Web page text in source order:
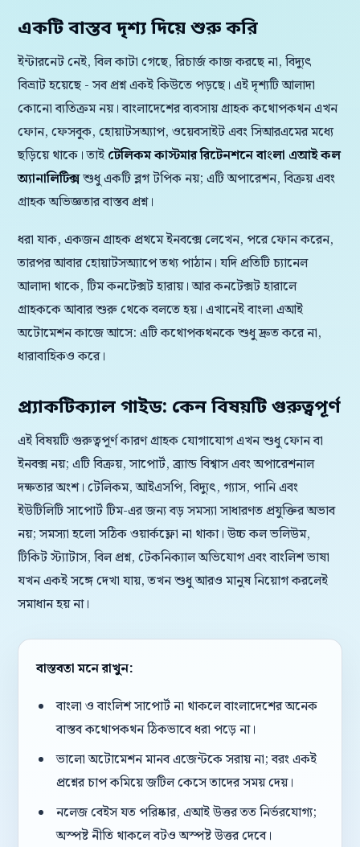
একটি বাস্তব দৃশ্য দিয়ে শুরু করি
ইন্টারনেট নেই, বিল কাটা গেছে, রিচার্জ কাজ করছে না, বিদ্যুৎ
বিভ্রাট হয়েছে - সব প্রশ্ন একই কিউতে পড়ছে। এই দৃশ্যটি আলাদা
কোনো ব্যতিক্রম নয়। বাংলাদেশের ব্যবসায় গ্রাহক কথোপকথন এখন
ফোন, ফেসবুক, হোয়াটসঅ্যাপ, ওয়েবসাইট এবং সিআরএমের মধ্যে
ছড়িয়ে থাকে। তাই টেলিকম কাস্টমার রিটেনশনে বাংলা এআই কল
অ্যানালিটিক্সশুধু একটি ব্লগ টপিক নয়; এটি অপারেশন, বিক্রয় এবং
গ্রাহক অভিজ্ঞতার বাস্তব প্রশ্ন।
ধরা যাক, একজন গ্রাহক প্রথমে ইনবক্সে লেখেন, পরে ফোন করেন,
তারপর আবার হোয়াটসঅ্যাপে তথ্য পাঠান। যদি প্রতিটি চ্যানেল
আলাদা থাকে, টিম কনটেক্সট হারায়। আর কনটেক্সট হারালে
গ্রাহককে আবার শুরু থেকে বলতে হয়। এখানেই বাংলা এআই
অটোমেশন কাজে আসে: এটি কথোপকথনকে শুধু দ্রুত করে না,
ধারাবাহিকও করে।
প্র্যাকটিক্যাল গাইড: কেন বিষয়টি গুরুত্বপূর্ণ
এই বিষয়টি গুরুত্বপূর্ণ কারণ গ্রাহক যোগাযোগ এখন শুধু ফোন বা
ইনবক্স নয়; এটি বিক্রয়, সাপোর্ট, ব্র্যান্ড বিশ্বাস এবং অপারেশনাল
দক্ষতার অংশ। টেলিকম, আইএসপি, বিদ্যুৎ, গ্যাস, পানি এবং
ইউটিলিটি সাপোর্ট টিম-এর জন্য বড় সমস্যা সাধারণত প্রযুক্তির অভাব
নয়; সমস্যা হলো সঠিক ওয়ার্কফ্লো না থাকা। উচ্চ কল ভলিউম,
টিকিট স্ট্যাটাস, বিল প্রশ্ন, টেকনিক্যাল অভিযোগ এবং বাংলিশ ভাষা
যখন একই সঙ্গে দেখা যায়, তখন শুধু আরও মানুষ নিয়োগ করলেই
সমাধান হয় না।
বাস্তবতা মনে রাখুন:
বাংলা ও বাংলিশ সাপোর্ট না থাকলে বাংলাদেশের অনেক
বাস্তব কথোপকথন ঠিকভাবে ধরা পড়ে না।
ভালো অটোমেশন মানব এজেন্টকে সরায় না; বরং একই
প্রশ্নের চাপ কমিয়ে জটিল কেসে তাদের সময় দেয়।
নলেজ বেইস যত পরিষ্কার, এআই উত্তর তত নির্ভরযোগ্য;
অস্পষ্ট নীতি থাকলে বটও অস্পষ্ট উত্তর দেবে।